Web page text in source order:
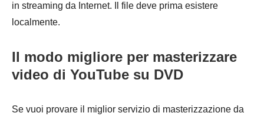
in streaming da Internet. Il file deve prima esistere
localmente.
Il modo migliore per masterizzare
video di YouTube su DVD
Se vuoi provare il miglior servizio di masterizzazione da